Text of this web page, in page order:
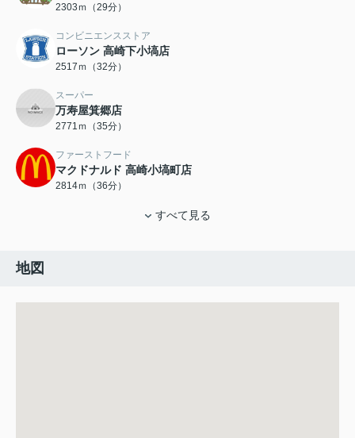
2303ｍ（29分）
コンビニエンスストア
ローソン 高崎下小塙店
2517ｍ（32分）
スーパー
万寿屋箕郷店
2771ｍ（35分）
ファーストフード
マクドナルド 高崎小塙町店
2814ｍ（36分）
すべて見る
地図